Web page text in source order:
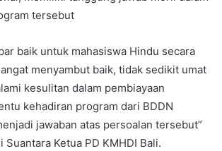
tersebut
baik untuk mahasiswa Hindu secara
menyambut baik, tidak sedikit umat
kesulitan dalam pembiayaan
kehadiran program dari BDDN
jawaban atas persoalan tersebut”
Suantara Ketua PD KMHDI Bali.